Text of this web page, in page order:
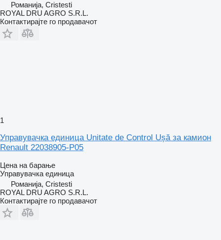
Романија, Cristesti
ROYAL DRU AGRO S.R.L.
Контактирајте го продавачот
1
Управувачка единица Unitate de Control Ușă за камион
Renault 22038905-P05
Цена на барање
Управувачка единица
Романија, Cristesti
ROYAL DRU AGRO S.R.L.
Контактирајте го продавачот